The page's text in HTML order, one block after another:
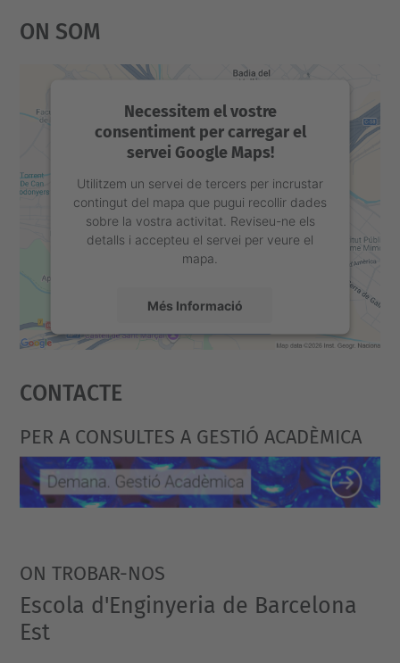
On Som
Necessitem el vostre
consentiment per carregar el
servei Google Maps!
Utilitzem un servei de tercers per incrustar
contingut del mapa que pugui recollir dades
sobre la vostra activitat. Reviseu-ne els
detalls i accepteu el servei per veure el
mapa.
Més Informació
powered by
Contacte
PER A CONSULTES A GESTIÓ ACADÈMICA
ON TROBAR-NOS
Escola d'Enginyeria de Barcelona
Est